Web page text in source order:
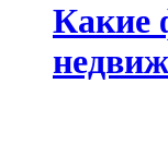
Какие